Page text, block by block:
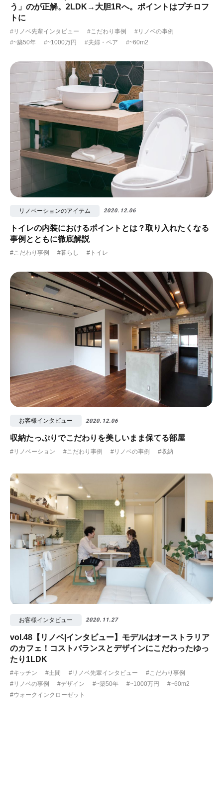
う」のが正解。2LDK→大胆1Rへ。ポイントはプチロフ
トに
#リノベ先輩インタビュー #こだわり事例
#リノベの事例
#~築50年
#~1000万円 #夫婦・ペア #~60m2
リノベーションのアイテム 2020.12.06
トイレの内装におけるポイントとは？取り入れたくなる
事例とともに徹底解説
#こだわり事例 #暮らし #トイレ
お客様インタビュー 2020.12.06
収納たっぷりでこだわりを美しいまま保てる部屋
#リノベーション #こだわり事例 #リノベの事例 #収納
お客様インタビュー 2020.11.27
vol.48【リノベ|インタビュー】モデルはオーストラリア
のカフェ！コストバランスとデザインにこだわったゆっ
たり1LDK
#キッチン #土間 #リノベ先輩インタビュー
#こだわり事例
#リノベの事例
#デザイン #~築50年 #~1000万円
#~60m2
#ウォークインクローゼット